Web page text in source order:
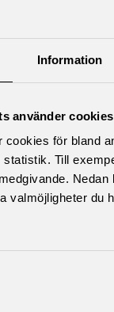
Information
använder cookies
cookies för bland
statistik. Till
Nedan
valmöjligheter du